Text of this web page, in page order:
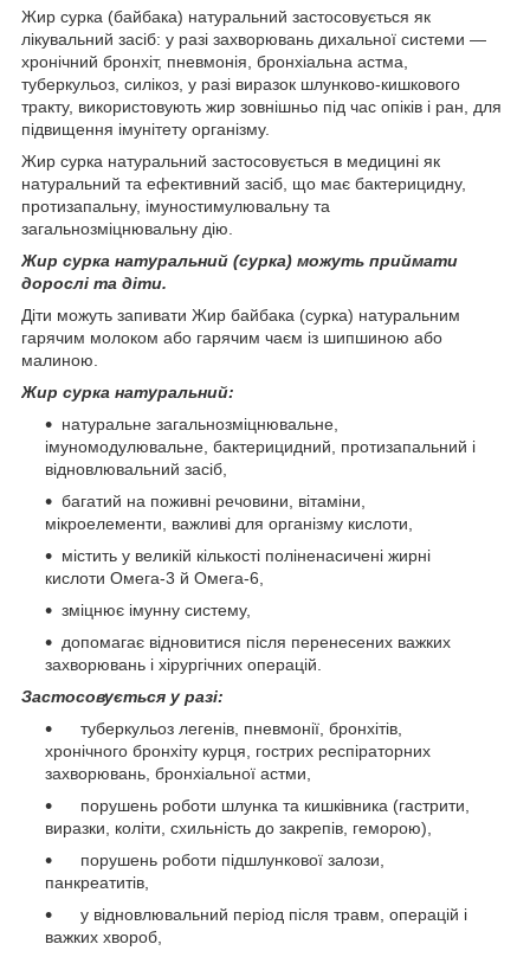
Жир сурка (байбака) натуральний застосовується як
лікувальний засіб: у разі захворювань дихальної системи —
хронічний бронхіт, пневмонія, бронхіальна астма,
туберкульоз, силікоз, у разі виразок шлунково-кишкового
тракту, використовують жир зовнішньо під час опіків і ран, для
підвищення імунітету організму.
Жир сурка натуральний застосовується в медицині як
натуральний та ефективний засіб, що має бактерицидну,
протизапальну, імуностимулювальну та
загальнозміцнювальну дію.
Жир сурка натуральний (сурка) можуть приймати
дорослі та діти.
Діти можуть запивати Жир байбака (сурка) натуральним
гарячим молоком або гарячим чаєм із шипшиною або
малиною.
Жир сурка натуральний:
натуральне загальнозміцнювальне,
імуномодулювальне, бактерицидний, протизапальний і
відновлювальний засіб,
багатий на поживні речовини, вітаміни,
мікроелементи, важливі для організму кислоти,
містить у великій кількості поліненасичені жирні
кислоти Омега-3 й Омега-6,
зміцнює імунну систему,
допомагає відновитися після перенесених важких
захворювань і хірургічних операцій.
Застосовується у разі:
туберкульоз легенів, пневмонії, бронхітів,
хронічного бронхіту курця, гострих респіраторних
захворювань, бронхіальної астми,
порушень роботи шлунка та кишківника (гастрити,
виразки, коліти, схильність до закрепів, геморою),
порушень роботи підшлункової залози,
панкреатитів,
у відновлювальний період після травм, операцій і
важких хвороб,